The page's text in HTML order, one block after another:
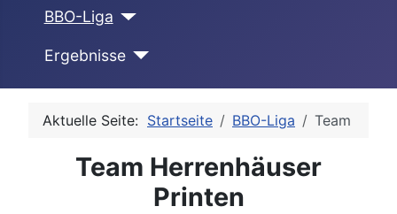
BBO-Liga
Ergebnisse
Aktuelle Seite: Startseite BBO-Liga Team
Team Herrenhäuser
Printen